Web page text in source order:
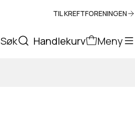
TIL KREFTFORENINGEN
Søk Handlekurv Meny